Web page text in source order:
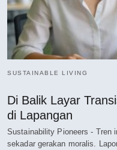
SUSTAINABLE LIVING
Di Balik Layar
di Lapangan
Sustainability Pioneers - Tren
sekadar gerakan moralis.